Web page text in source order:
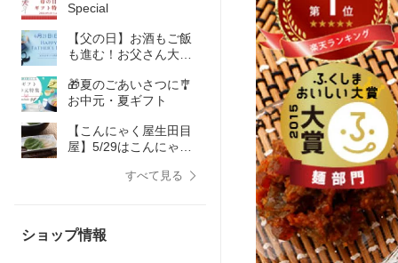
Special
【父の日】お酒もご飯
も進む！お父さん大喜
まみ＆グルメ特集
🎁夏のごあいさつに🎐
お中元・夏ギフト
【こんにゃく屋生田目
屋】5/29はこんにゃく
すべて見る
ショップ情報